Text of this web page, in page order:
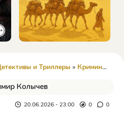
и Триллеры » Криминальный детектив
Колычев
20.06.2026 - 23:00 0 0